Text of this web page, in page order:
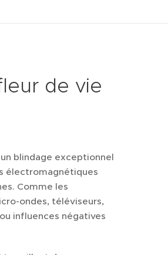
de vie
blindage exceptionnel
électromagnétiques
Comme les
ondes, téléviseurs,
influences négatives